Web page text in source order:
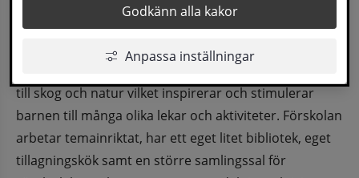
Godkänn alla kakor
Anpassa inställningar
kilometers promenadavstånd till Sollefteå
till skog och natur vilket inspirerar och stimulerar
barnen till många olika lekar och aktiviteter. Förskolan
arbetar temainriktat, har ett eget litet bibliotek, eget
tillagningskök samt en större samlingssal för